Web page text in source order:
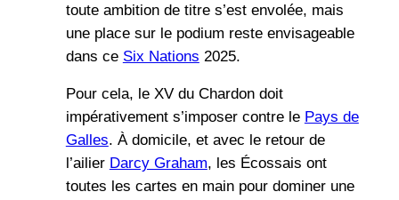
toute ambition de titre s’est envolée, mais
une place sur le podium reste envisageable
dans ce Six Nations 2025.
Pour cela, le XV du Chardon doit
impérativement s’imposer contre le Pays de
Galles. À domicile, et avec le retour de
l’ailier Darcy Graham, les Écossais ont
toutes les cartes en main pour dominer une